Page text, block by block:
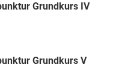
Grundkurs IV
Grundkurs V